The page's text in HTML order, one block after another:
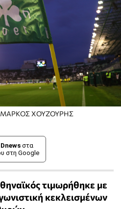
ΜΑΡΚΟΣ ΧΟΥΖΟΥΡΗΣ
Dnews στα
στη Google
τιμωρήθηκε με
κεκλεισμένων